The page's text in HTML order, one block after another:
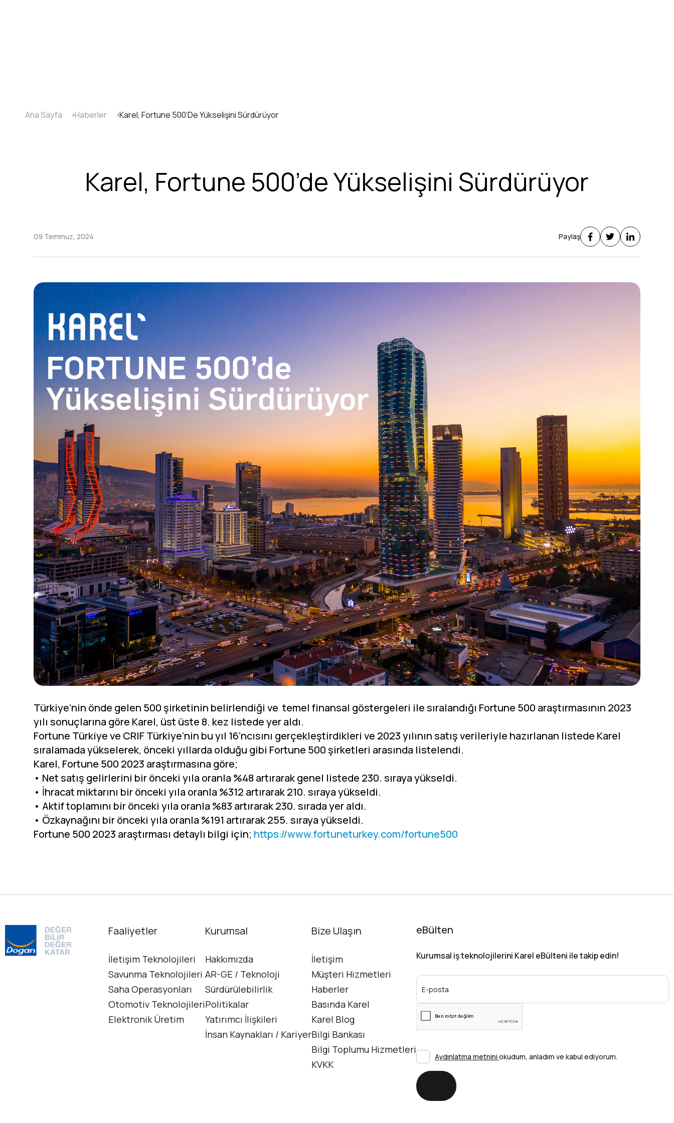
Sayfa
Ana Sayfa Haberler Karel, Fortune 500’De Yükselişini Sürdürüyor
Karel, Fortune 500’de Yükselişini Sürdürüyor
09 Temmuz, 2024 Paylaş
Türkiye’nin önde gelen 500 şirketinin belirlendiği ve temel finansal göstergeleri ile sıralandığı Fortune 500 araştırmasının 2023
yılı sonuçlarına göre Karel, üst üste 8. kez listede yer aldı.
Fortune Türkiye ve CRIF Türkiye’nin bu yıl 16’ncısını gerçekleştirdikleri ve 2023 yılının satış verileriyle hazırlanan listede Karel
sıralamada yükselerek, önceki yıllarda olduğu gibi Fortune 500 şirketleri arasında listelendi.
Karel, Fortune 500 2023 araştırmasına göre;
• Net satış gelirlerini bir önceki yıla oranla %48 artırarak genel listede 230. sıraya yükseldi.
• İhracat miktarını bir önceki yıla oranla %312 artırarak 210. sıraya yükseldi.
• Aktif toplamını bir önceki yıla oranla %83 artırarak 230. sırada yer aldı.
• Özkaynağını bir önceki yıla oranla %191 artırarak 255. sıraya yükseldi.
Fortune 500 2023 araştırması detaylı bilgi için; https://www.fortuneturkey.com/fortune500
Faaliyetler
İletişim Teknolojileri
Savunma Teknolojileri
Saha Operasyonları
Otomotiv Teknolojileri
Elektronik Üretim
Kurumsal
Hakkımızda
AR-GE / Teknoloji
Sürdürülebilirlik
Politikalar
Yatırımcı İlişkileri
İnsan Kaynakları / Kariyer
İletişim
Bize Ulaşın
İletişim
Müşteri Hizmetleri
Haberler
Basında Karel
Karel Blog
Bilgi Bankası
Bilgi Toplumu Hizmetleri
KVKK
eBülten
Kurumsal iş teknolojilerini Karel eBülteni ile takip edin!
Aydınlatma metnini okudum, anladım ve kabul ediyorum.
Gönder